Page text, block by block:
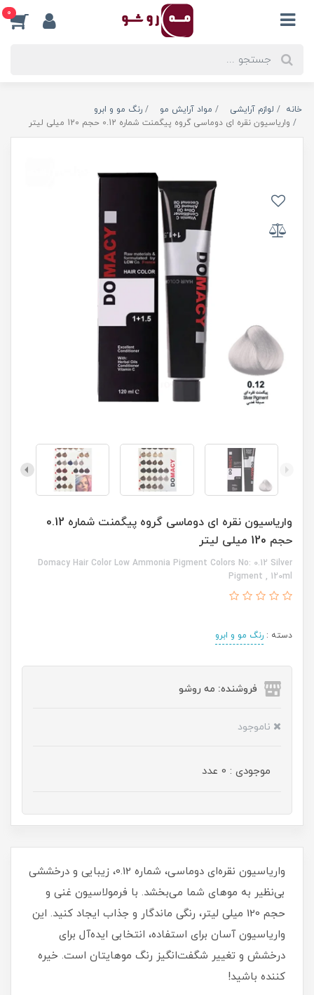
0
خانه لوازم آرایشی مواد آرایش مو
رنگ مو و ابرو
واریاسیون نقره ای دوماسی گروه پیگمنت شماره 0.12 حجم 120 میلی لیتر
واریاسیون نقره ای دوماسی گروه پیگمنت شماره 0.12
حجم 120 میلی لیتر
Domacy Hair Color Low Ammonia Pigment Colors No: 0.12 Silver
Pigment , 120ml
دسته : رنگ مو و ابرو
فروشنده: مه رو‌شو
ناموجود
موجودی : 0 عدد
واریاسیون نقره‌ای دوماسی، شماره 0.12، زیبایی و درخششی
بی‌نظیر به موهای شما می‌بخشد. با فرمولاسیون غنی و
حجم 120 میلی‌ لیتر، رنگی ماندگار و جذاب ایجاد کنید. این
واریاسیون آسان برای استفاده، انتخابی ایده‌آل برای
درخشش و تغییر شگفت‌انگیز رنگ موهایتان است. خیره‌
کننده باشید!